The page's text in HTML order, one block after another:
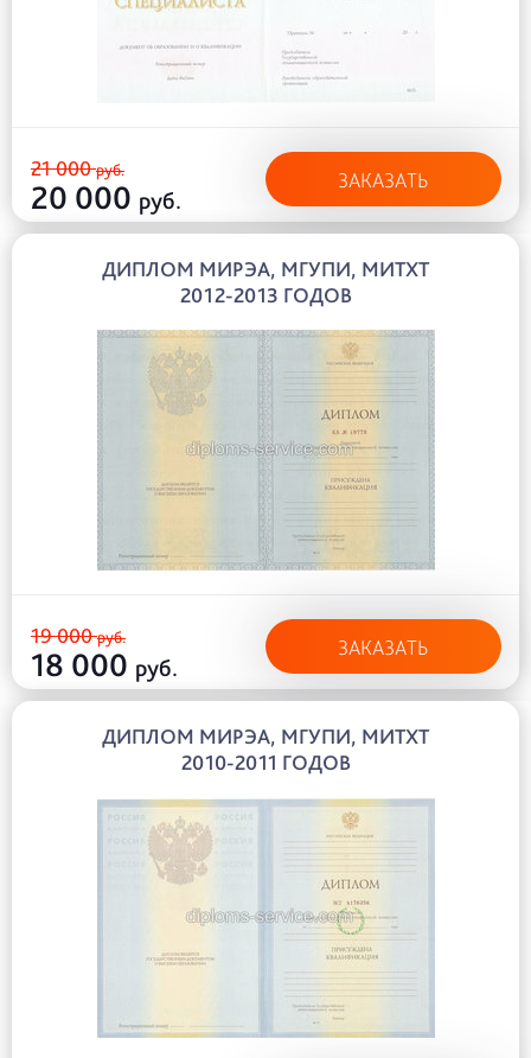
21 000руб.
20 000 руб.
ЗАКАЗАТЬ
ДИПЛОМ МИРЭА, МГУПИ, МИТХТ
2012-2013 ГОДОВ
19 000руб.
18 000 руб.
ЗАКАЗАТЬ
ДИПЛОМ МИРЭА, МГУПИ, МИТХТ
2010-2011 ГОДОВ